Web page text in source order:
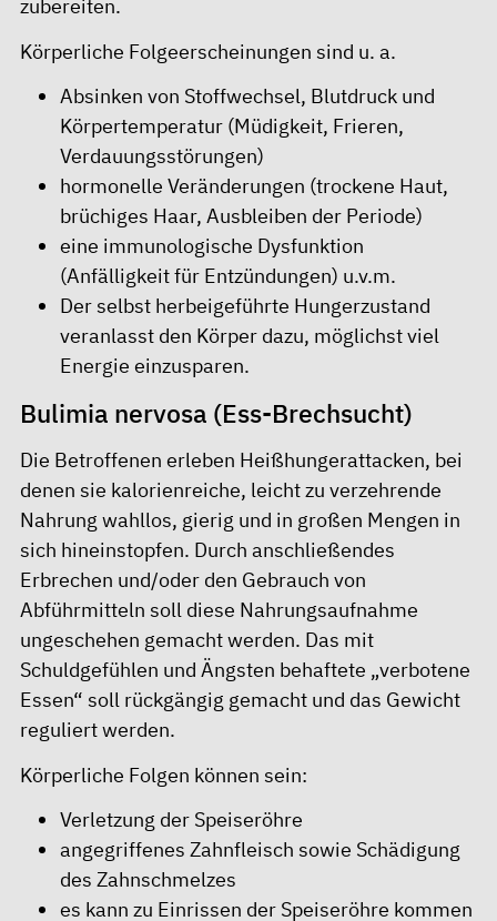
zubereiten.
Körperliche Folgeerscheinungen sind u. a.
Absinken von Stoffwechsel, Blutdruck und
Körpertemperatur (Müdigkeit, Frieren,
Verdauungsstörungen)
hormonelle Veränderungen (trockene Haut,
brüchiges Haar, Ausbleiben der Periode)
eine immunologische Dysfunktion
(Anfälligkeit für Entzündungen) u.v.m.
Der selbst herbeigeführte Hungerzustand
veranlasst den Körper dazu, möglichst viel
Energie einzusparen.
Bulimia nervosa (Ess-Brechsucht)
Die Betroffenen erleben Heißhungerattacken, bei
denen sie kalorienreiche, leicht zu verzehrende
Nahrung wahllos, gierig und in großen Mengen in
sich hineinstopfen. Durch anschließendes
Erbrechen und/oder den Gebrauch von
Abführmitteln soll diese Nahrungsaufnahme
ungeschehen gemacht werden. Das mit
Schuldgefühlen und Ängsten behaftete „verbotene
Essen“ soll rückgängig gemacht und das Gewicht
reguliert werden.
Körperliche Folgen können sein:
Verletzung der Speiseröhre
angegriffenes Zahnfleisch sowie Schädigung
des Zahnschmelzes
es kann zu Einrissen der Speiseröhre kommen